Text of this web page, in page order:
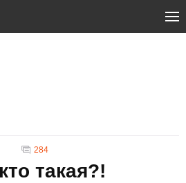
284
такая?!